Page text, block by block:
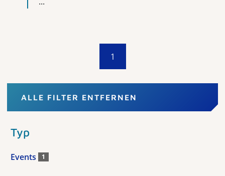
1
ALLE FILTER ENTFERNEN
Typ
Events 1